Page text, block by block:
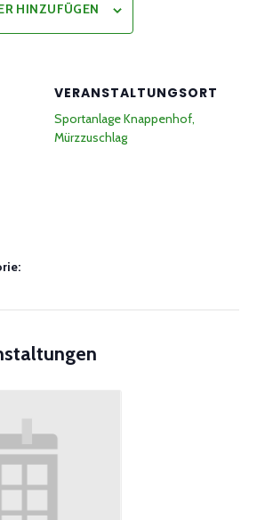
HINZUFÜGEN
VERANSTALTUNGSORT
Sportanlage Knappenhof,
Mürzzuschlag